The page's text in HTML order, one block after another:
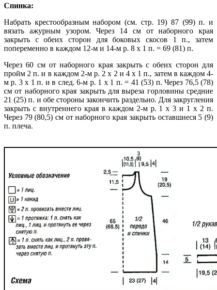
Спинка:
Набрать крестообразным набором (см. стр. 19) 87 (99) п. и
вязать ажурным узором. Через 14 см от наборного края
закрыть с обеих сторон для боковых скосов 1 п., затем
попеременно в каждом 12-м и 14-м р. 8 х 1 п. = 69 (81) п.
Через 60 см от наборного края закрыть с обеих сторон для
пройм 2 п. и в каждом 2-м р. 2 х 2 и 4 х 1 п., затем в каждом 4-
м р. 3 х 1 п. и в след. 6-м р. 1 х 1 п. = 41 (53) п. Через 76,5 (78)
см от наборного края закрыть для выреза горловины средние
21 (25) п. и обе стороны закончить раздельно. Для закругления
закрыть с внутреннего края в каждом 2-м р. 1 х 3 и 1 х 2 п.
Через 79 (80,5) см от наборного края закрыть оставшиеся 5 (9)
п. плеча.